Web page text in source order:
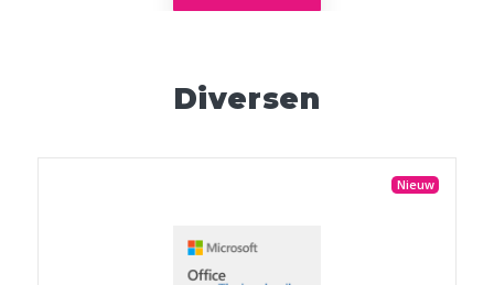
Diversen
Nieuw